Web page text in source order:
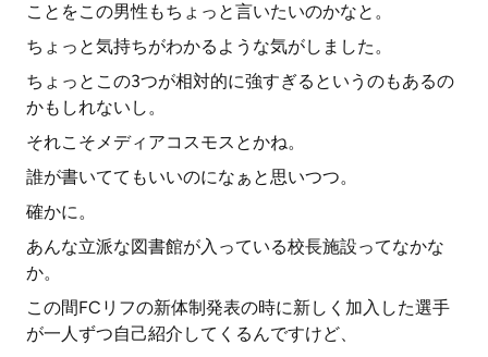
ことをこの男性もちょっと言いたいのかなと。
ちょっと気持ちがわかるような気がしました。
ちょっとこの3つが相対的に強すぎるというのもあるの
かもしれないし。
それこそメディアコスモスとかね。
誰が書いててもいいのになぁと思いつつ。
確かに。
あんな立派な図書館が入っている校長施設ってなかな
か。
この間FCリフの新体制発表の時に新しく加入した選手
が一人ずつ自己紹介してくるんですけど、